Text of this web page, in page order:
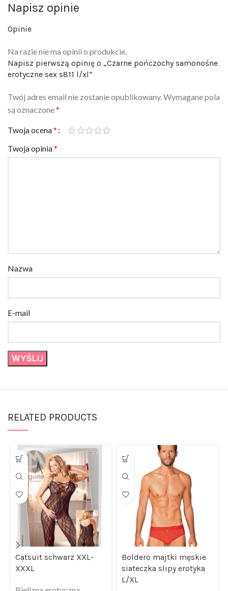
Napisz opinie
Opinie
Na razie nie ma opinii o produkcie.
Napisz pierwszą opinię o „Czarne pończochy samonośne
erotyczne sex s811 l/xl”
Twój adres email nie zostanie opublikowany.
Wymagane pola
*
Twoja ocena
*
Twoja opinia
*
Nazwa
E-mail
RELATED PRODUCTS
Catsuit schwarz XXL-
XXXL
Bielizna erotyczna
Boldero majtki męskie
siateczka slipy erotyka
L/XL